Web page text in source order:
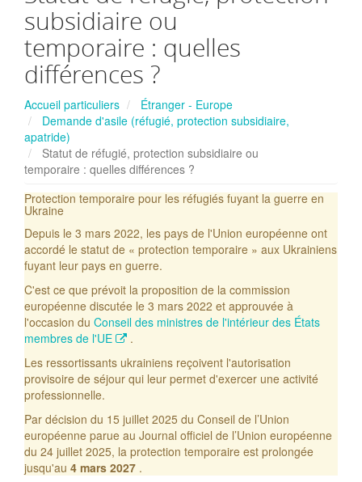
subsidiaire ou
temporaire : quelles
différences ?
Accueil particuliers
Étranger - Europe
Demande d'asile (réfugié, protection subsidiaire,
apatride)
Statut de réfugié, protection subsidiaire ou
temporaire : quelles différences ?
Protection temporaire pour les réfugiés fuyant la guerre en
Ukraine
Depuis le 3 mars 2022, les pays de l'Union européenne ont
accordé le statut de « protection temporaire » aux Ukrainiens
fuyant leur pays en guerre.
C'est ce que prévoit la proposition de la commission
européenne discutée le 3 mars 2022 et approuvée à
l'occasion du Conseil des ministres de l'intérieur des États
membres de l'UE
.
Les ressortissants ukrainiens reçoivent l'autorisation
provisoire de séjour qui leur permet d'exercer une activité
professionnelle.
Par décision du 15 juillet 2025 du Conseil de l’Union
européenne parue au Journal officiel de l’Union européenne
du 24 juillet 2025, la protection temporaire est prolongée
jusqu'au 4 mars 2027 .